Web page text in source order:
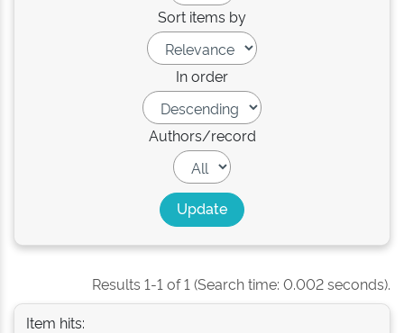
Sort items by
In order
Authors/record
Results 1-1 of 1 (Search time: 0.002 seconds).
Item hits: